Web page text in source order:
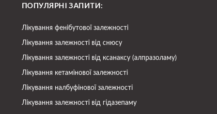
ПОПУЛЯРНІ ЗАПИТИ:
Лікування фенібутової залежності
Лікування залежності від снюсу
Лікування залежності від ксанаксу (алпразоламу)
Лікування кетамінової залежності
Лікування налбуфінової залежності
Лікування залежності від гідазепаму